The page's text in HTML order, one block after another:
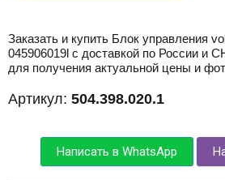
Заказать и купить Блок управления
045906019l с доставкой по России и
для получения актуальной цены и
Артикул: 504.398.020.1
Написать в WhatsApp